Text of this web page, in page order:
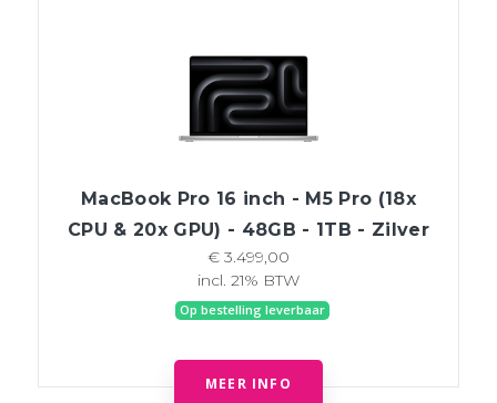
MacBook Pro 16 inch - M5 Pro (18x
CPU & 20x GPU) - 48GB - 1TB - Zilver
€ 3.499,00
incl. 21% BTW
Op bestelling leverbaar
MEER INFO